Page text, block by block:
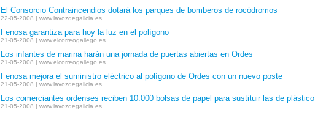
El Consorcio Contraincendios dotará los parques de bomberos de rocódromos
22-05-2008 | www.lavozdegalicia.es
Fenosa garantiza para hoy la luz en el polígono
21-05-2008 | www.elcorreogallego.es
Los infantes de marina harán una jornada de puertas abiertas en Ordes
21-05-2008 | www.elcorreogallego.es
Fenosa mejora el suministro eléctrico al polígono de Ordes con un nuevo poste
21-05-2008 | www.lavozdegalicia.es
Los comerciantes ordenses reciben 10.000 bolsas de papel para sustituir las de plástico
21-05-2008 | www.lavozdegalicia.es